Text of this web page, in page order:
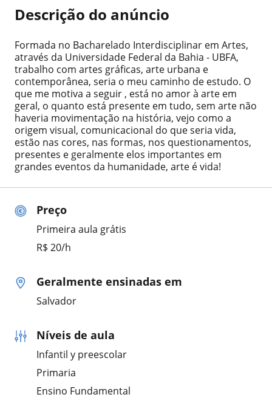
Preço
Primeira aula grátis
R$ 20/h
Geralmente ensinadas em
Salvador
Níveis de aula
Infantil y preescolar
Primaria
Ensino Fundamental
Descrição do anúncio
Formada no Bacharelado Interdisciplinar em Artes,
através da Universidade Federal da Bahia - UBFA,
trabalho com artes gráficas, arte urbana e
contemporânea, seria o meu caminho de estudo. O
que me motiva a seguir , está no amor à arte em
geral, o quanto está presente em tudo, sem arte não
haveria movimentação na história, vejo como a
origem visual, comunicacional do que seria vida,
estão nas cores, nas formas, nos questionamentos,
presentes e geralmente elos importantes em
grandes eventos da humanidade, arte é vida!